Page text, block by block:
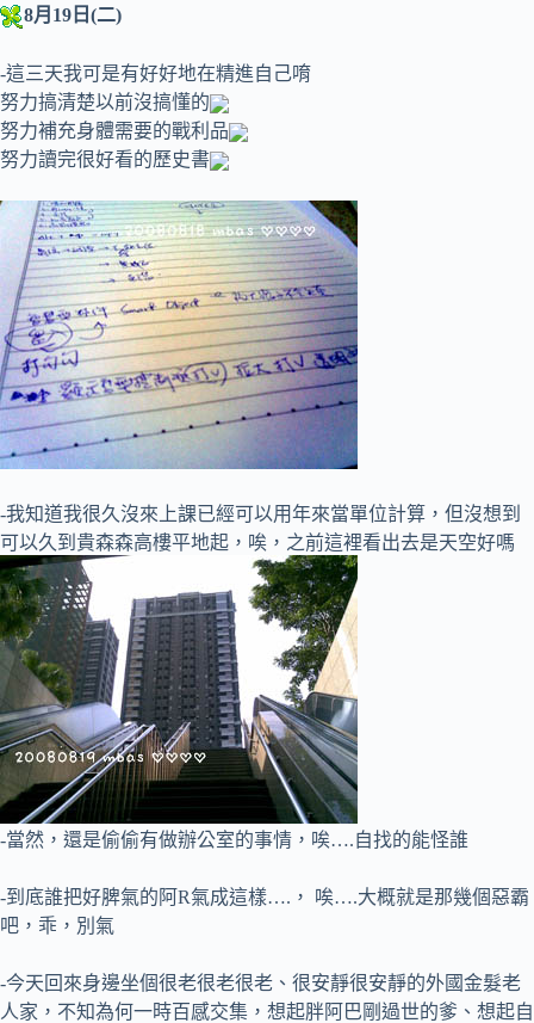
8月19日(二)
-這三天我可是有好好地在精進自己唷
努力搞清楚以前沒搞懂的
努力補充身體需要的戰利品
努力讀完很好看的歷史書
-我知道我很久沒來上課已經可以用年來當單位計算，但沒想到
可以久到貴森森高樓平地起，唉，之前這裡看出去是天空好嗎
-當然，還是偷偷有做辦公室的事情，唉….自找的能怪誰
-到底誰把好脾氣的阿R氣成這樣….， 唉….大概就是那幾個惡霸
吧，乖，別氣
-今天回來身邊坐個很老很老很老、很安靜很安靜的外國金髮老
人家，不知為何一時百感交集，想起胖阿巴剛過世的爹、想起自